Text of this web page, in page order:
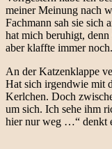
meiner Meinung nach
Fachmann sah sie sich
hat mich beruhigt,
aber klaffte immer noch.
An der Katzenklappe
Hat sich irgendwie mit
Kerlchen. Doch
um sich. Ich sehe ihm
hier nur weg …“ denkt